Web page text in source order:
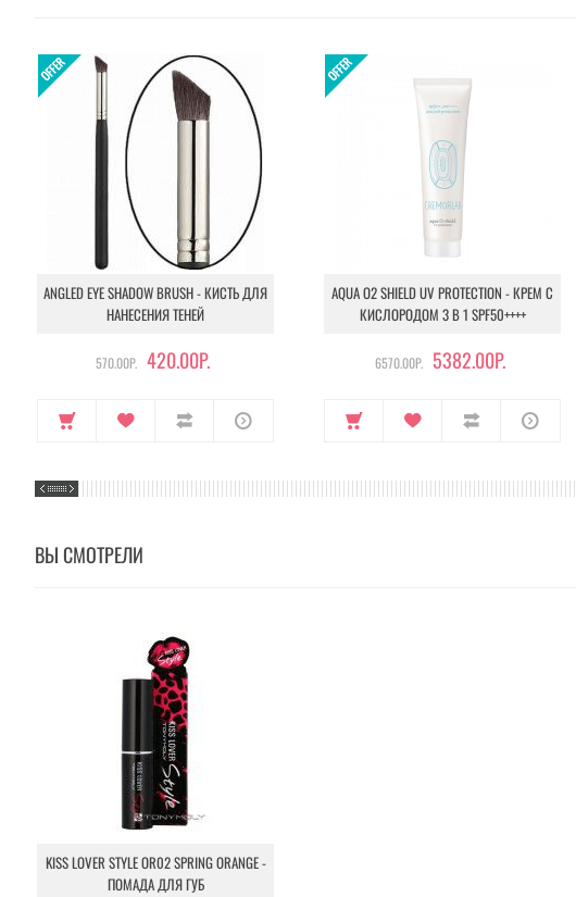
ANGLED EYE SHADOW BRUSH - КИСТЬ ДЛЯ
НАНЕСЕНИЯ ТЕНЕЙ
570.00Р. 420.00Р.
AQUA O2 SHIELD UV PROTECTION - КРЕМ С
КИСЛОРОДОМ 3 В 1 SPF50++++
6570.00Р. 5382.00Р.
ВЫ СМОТРЕЛИ
KISS LOVER STYLE OR02 SPRING ORANGE -
ПОМАДА ДЛЯ ГУБ